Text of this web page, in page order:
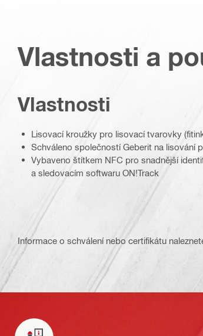
Vlastnosti a
Vlastnosti
Lisovací kroužky pro lisovací tvarovky
Schváleno společností Geberit na lisování
Vybaveno štítkem NFC pro snadnější
a sledovacím softwaru ON!Track
Informace o schválení nebo certifikátu